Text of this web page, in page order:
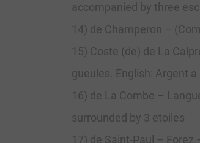
accompanied by three
14) de Champeron –
15) Coste (de) de La
gueules. English: Argent
16) de La Combe –
surrounded by 3 etoiles
17) de Saint-Paul – Forez